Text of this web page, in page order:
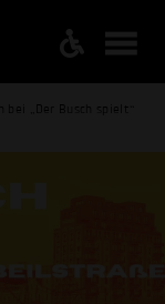
„Der Busch spielt“